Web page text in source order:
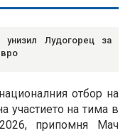
Лудогорец за
отбор на
участието на тима в
припомня Мач